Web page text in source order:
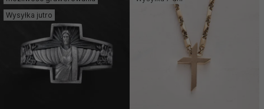
Wysyłka jutro